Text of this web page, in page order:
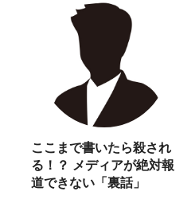
ここまで書いたら殺され
る！？ メディアが絶対報
道できない「裏話」